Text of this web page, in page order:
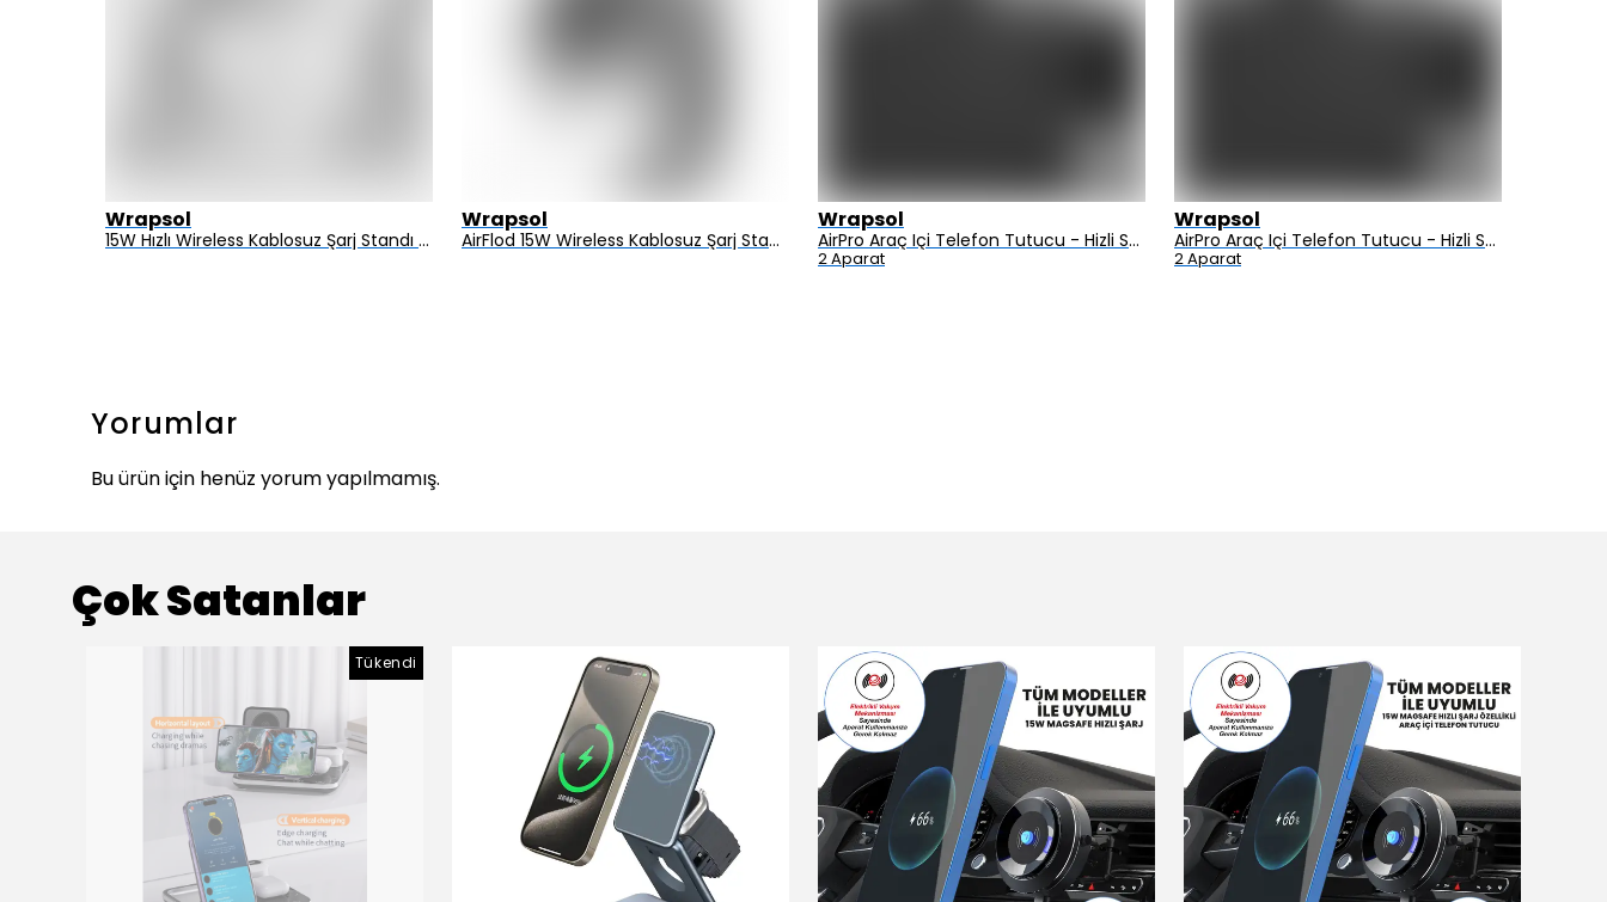
Wrapsol
15W Hızlı Wireless Kablosuz Şarj Standı 4 in 1 Masaüstü İstasyon -iPhone-android-watch-airpods Uyumlu
Wrapsol
AirFlod 15W Wireless Kablosuz Şarj Standı Alüminyum Katlanabilir 3in1 iPhone-android-watch-airpods
Wrapsol
AirPro Araç Içi Telefon Tutucu - Hizli Sarj Özellikli - Elektrikli Vakum Mekanizmali - Clip Type
2 Aparat
Wrapsol
AirPro Araç Içi Telefon Tutucu - Hizli Sarj Özellikli - Elektrikli Vakum Mekanizmali - Y Type
2 Aparat
Yorumlar
Bu ürün için henüz yorum yapılmamış.
Çok Satanlar
Tükendi